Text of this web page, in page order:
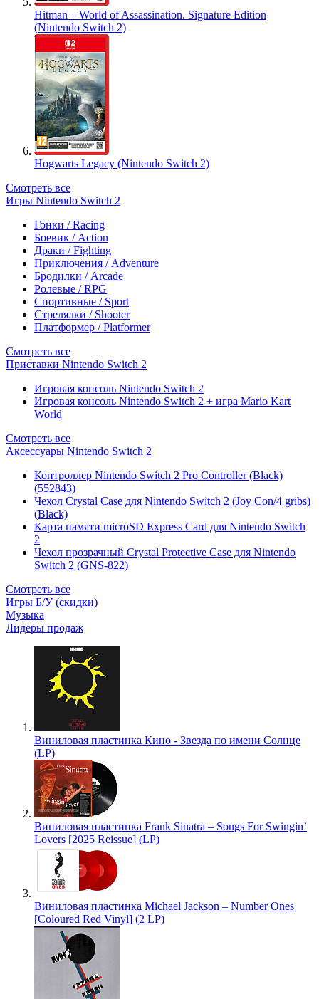
Hitman – World of Assassination. Signature Edition
(Nintendo Switch 2)
Hogwarts Legacy (Nintendo Switch 2)
Смотреть все
Игры Nintendo Switch 2
Гонки / Racing
Боевик / Action
Драки / Fighting
Приключения / Adventure
Бродилки / Arcade
Ролевые / RPG
Спортивные / Sport
Стрелялки / Shooter
Платформер / Platformer
Смотреть все
Приставки Nintendo Switch 2
Игровая консоль Nintendo Switch 2
Игровая консоль Nintendo Switch 2 + игра Mario Kart
World
Смотреть все
Аксессуары Nintendo Switch 2
Контроллер Nintendo Switch 2 Pro Controller (Black)
(552843)
Чехол Сrystal Сase для Nintendo Switch 2 (Joy Con/4 gribs)
(Black)
Карта памяти microSD Express Card для Nintendo Switch
2
Чехол прозрачный Crystal Protective Case для Nintendo
Switch 2 (GNS-822)
Смотреть все
Игры Б/У (скидки)
Музыка
Лидеры продаж
Виниловая пластинка Кино - Звезда по имени Солнце
(LP)
Виниловая пластинка Frank Sinatra – Songs For Swingin`
Lovers [2025 Reissue] (LP)
Виниловая пластинка Michael Jackson – Number Ones
[Coloured Red Vinyl] (2 LP)